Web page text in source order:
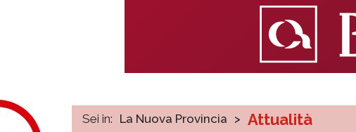
Sei in: La Nuova Provincia > Attualità